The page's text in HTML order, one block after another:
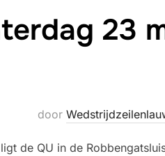
23
door
de QU in de